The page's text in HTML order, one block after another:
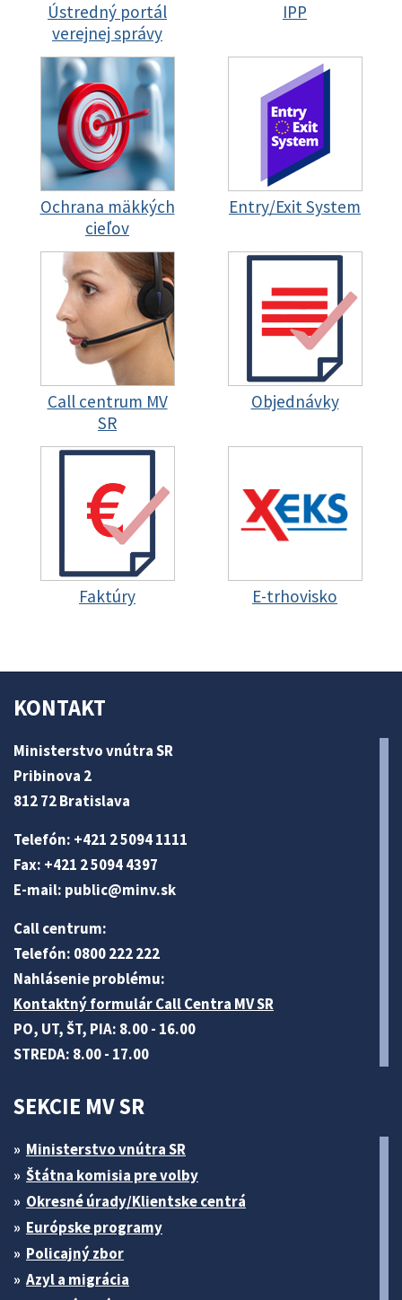
Ústredný portál
verejnej správy
IPP
Ochrana mäkkých
cieľov
Entry/Exit System
Call centrum MV
SR
Objednávky
Faktúry E-trhovisko
KONTAKT
Ministerstvo vnútra SR
Pribinova 2
812 72 Bratislava
Telefón: +421 2 5094 1111
Fax: +421 2 5094 4397
E-mail: public@minv.sk
Call centrum:
Telefón: 0800 222 222
Nahlásenie problému:
Kontaktný formulár Call Centra MV SR
PO, UT, ŠT, PIA: 8.00 - 16.00
STREDA: 8.00 - 17.00
SEKCIE MV SR
Ministerstvo vnútra SR
Štátna komisia pre volby
Okresné úrady/Klientske centrá
Európske programy
Policajný zbor
Azyl a migrácia